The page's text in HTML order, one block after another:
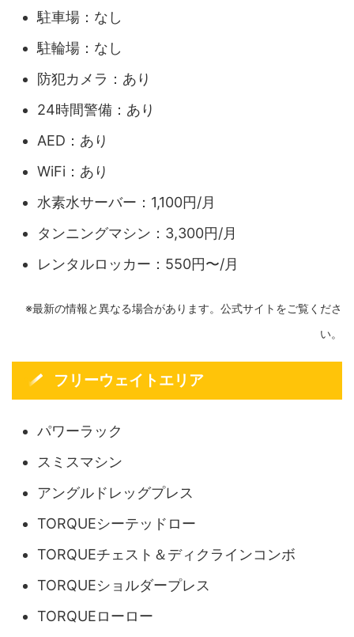
駐車場：なし
駐輪場：なし
防犯カメラ：あり
24時間警備：あり
AED：あり
WiFi：あり
水素水サーバー：1,100円/月
タンニングマシン：3,300円/月
レンタルロッカー：550円〜/月
※最新の情報と異なる場合があります。公式サイトをご覧くださ
い。
フリーウェイトエリア
パワーラック
スミスマシン
アングルドレッグプレス
TORQUEシーテッドロー
TORQUEチェスト＆ディクラインコンボ
TORQUEショルダープレス
TORQUEローロー